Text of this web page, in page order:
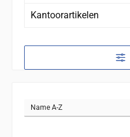
Kantoorartikelen